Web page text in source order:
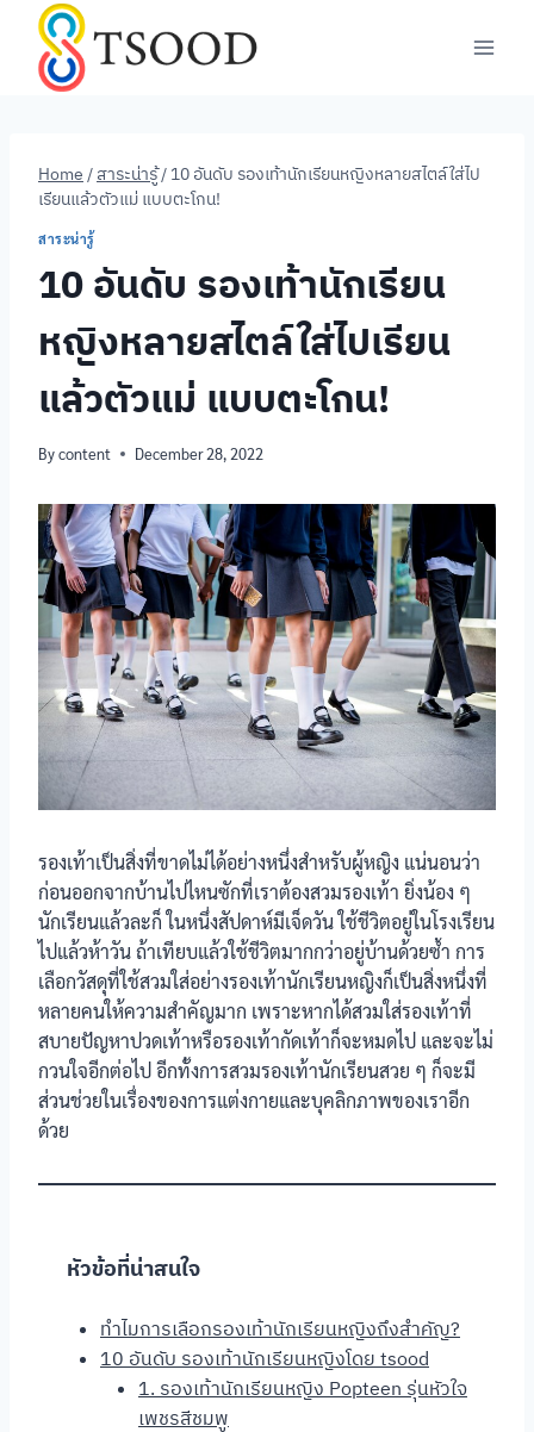
content
Home / สาระน่ารู้ / 10 อันดับ รองเท้านักเรียนหญิงหลายสไตล์ใส่ไป
เรียนแล้วตัวแม่ แบบตะโกน!
สาระน่ารู้
10 อันดับ รองเท้านักเรียน
หญิงหลายสไตล์ใส่ไปเรียน
แล้วตัวแม่ แบบตะโกน!
Bycontent December 28, 2022
รองเท้าเป็นสิ่งที่ขาดไม่ได้อย่างหนึ่งสำหรับผู้หญิง แน่นอนว่า
ก่อนออกจากบ้านไปไหนซักที่เราต้องสวมรองเท้า ยิ่งน้อง ๆ
นักเรียนแล้วละก็ ในหนึ่งสัปดาห์มีเจ็ดวัน ใช้ชีวิตอยู่ในโรงเรียน
ไปแล้วห้าวัน ถ้าเทียบแล้วใช้ชีวิตมากกว่าอยู่บ้านด้วยซ้ำ การ
เลือกวัสดุที่ใช้สวมใส่อย่างรองเท้านักเรียนหญิงก็เป็นสิ่งหนึ่งที่
หลายคนให้ความสำคัญมาก เพราะหากได้สวมใส่รองเท้าที่
สบายปัญหาปวดเท้าหรือรองเท้ากัดเท้าก็จะหมดไป และจะไม่
กวนใจอีกต่อไป อีกทั้งการสวมรองเท้านักเรียนสวย ๆ ก็จะมี
ส่วนช่วยในเรื่องของการแต่งกายและบุคลิกภาพของเราอีก
ด้วย
หัวข้อที่น่าสนใจ
ทำไมการเลือกรองเท้านักเรียนหญิงถึงสำคัญ?
10 อันดับ รองเท้านักเรียนหญิงโดย tsood
1. รองเท้านักเรียนหญิง Popteen รุ่นหัวใจ
เพชรสีชมพู